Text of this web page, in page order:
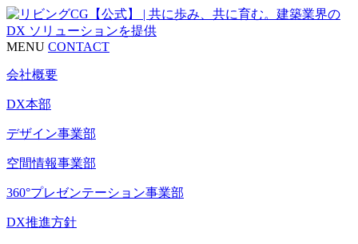
MENU CONTACT
会社概要
DX本部
デザイン事業部
空間情報事業部
360°プレゼンテーション事業部
DX推進方針